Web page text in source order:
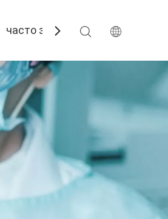
часто задаваемые вопросы